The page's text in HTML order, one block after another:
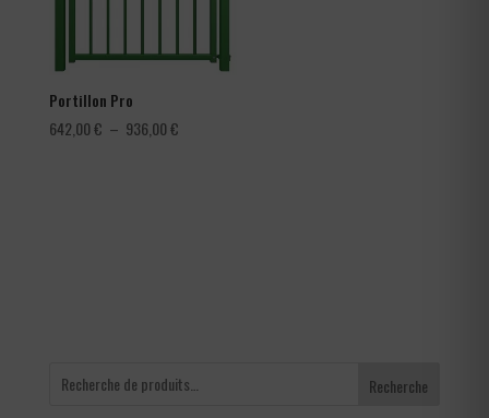
Portillon Pro
642,00€ – 936,00€Plage
Recherche